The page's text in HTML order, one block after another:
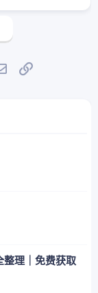
邮件
理｜免费获取